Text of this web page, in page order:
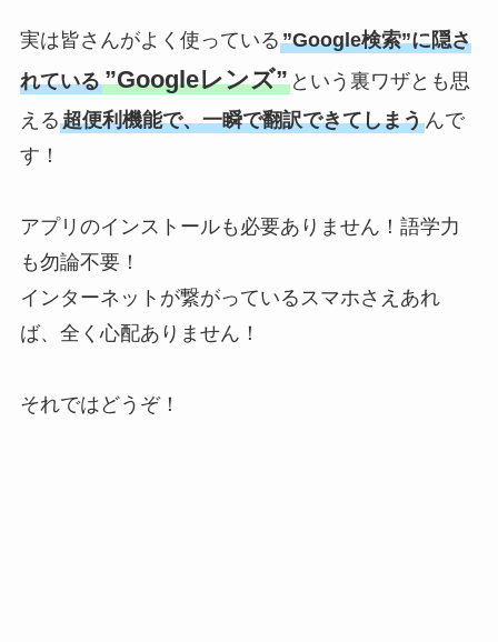
実は皆さんがよく使っている”Google検索”に隠さ
れている ”Googleレンズ”という裏ワザとも思
える超便利機能で、一瞬で翻訳できてしまうんで
す！
アプリのインストールも必要ありません！語学力
も勿論不要！
インターネットが繋がっているスマホさえあれ
ば、全く心配ありません！
それではどうぞ！